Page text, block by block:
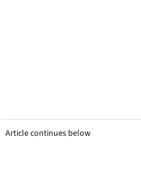
Article continues below